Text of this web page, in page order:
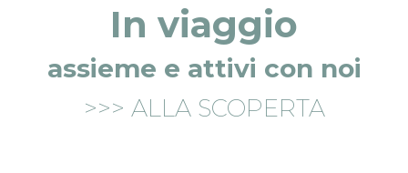
In viaggio
assieme e attivi con noi
>>> ALLA SCOPERTA